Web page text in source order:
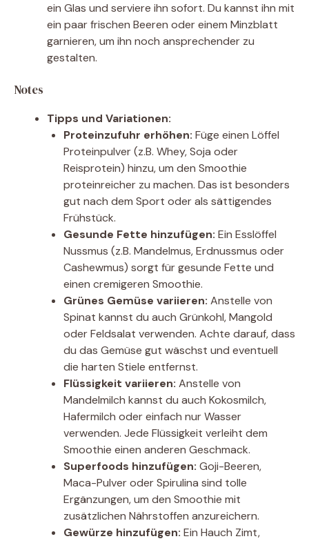
ein Glas und serviere ihn sofort. Du kannst ihn mit
ein paar frischen Beeren oder einem Minzblatt
garnieren, um ihn noch ansprechender zu
gestalten.
Notes
Tipps und Variationen:
Proteinzufuhr erhöhen: Füge einen Löffel
Proteinpulver (z.B. Whey, Soja oder
Reisprotein) hinzu, um den Smoothie
proteinreicher zu machen. Das ist besonders
gut nach dem Sport oder als sättigendes
Frühstück.
Gesunde Fette hinzufügen: Ein Esslöffel
Nussmus (z.B. Mandelmus, Erdnussmus oder
Cashewmus) sorgt für gesunde Fette und
einen cremigeren Smoothie.
Grünes Gemüse variieren: Anstelle von
Spinat kannst du auch Grünkohl, Mangold
oder Feldsalat verwenden. Achte darauf, dass
du das Gemüse gut wäschst und eventuell
die harten Stiele entfernst.
Flüssigkeit variieren: Anstelle von
Mandelmilch kannst du auch Kokosmilch,
Hafermilch oder einfach nur Wasser
verwenden. Jede Flüssigkeit verleiht dem
Smoothie einen anderen Geschmack.
Superfoods hinzufügen: Goji-Beeren,
Maca-Pulver oder Spirulina sind tolle
Ergänzungen, um den Smoothie mit
zusätzlichen Nährstoffen anzureichern.
Gewürze hinzufügen: Ein Hauch Zimt,